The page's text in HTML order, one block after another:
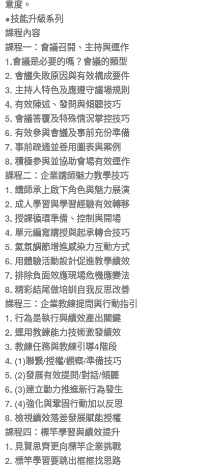
意度。
●技能升級系列
課程內容
課程一：會議召開、主持與運作
1.會議是必要的嗎？會議的類型
2. 會議失敗原因與有效構成要件
3. 主持人特色及應遵守議場規則
4. 有效陳述、發問與傾聽技巧
5. 會議答覆及特殊情況掌控技巧
6. 有效參與會議及事前充份準備
7. 事前疏通並善用圖表與案例
8. 積極參與並協助會場有效運作
課程二：企業講師魅力教學技巧
1. 講師承上啟下角色與魅力展演
2. 成人學習與學習經驗有效轉移
3. 授課循環準備、控制與開場
4. 單元編寫講授與起承轉合技巧
5. 氣氛調節增進感染力互動方式
6. 用體驗活動設計促進教學績效
7. 排除負面效應現場危機應變法
8. 精彩結尾做培訓自我反思改善
課程三：企業教練提問與行動指引
1. 行為是執行與績效產出關鍵
2. 運用教練能力技術激發績效
3. 教練任務與教練引導4階段
4. (1)聯繫/授權/觀察/準備技巧
5. (2)發展有效提問/對話/傾聽
6. (3)建立動力推進新行為發生
7. (4)強化與鞏固行動加以反思
8. 檢視績效落差發展賦能授權
課程四：標竿學習與績效提升
1. 見賢思齊更向標竿企業挑戰
2. 標竿學習要跳出框框找思路